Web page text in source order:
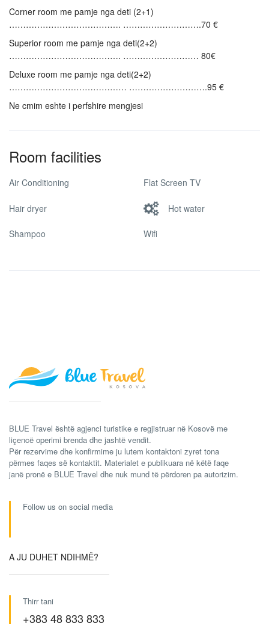
Corner room me pamje nga deti (2+1)
…………………………………. ……………………….70 €
Superior room me pamje nga deti(2+2)
…………………………………. ……………………… 80€
Deluxe room me pamje nga deti(2+2)
…………………………………… ……………………….95 €
Ne cmim eshte i perfshire mengjesi
Room facilities
Air Conditioning Flat Screen TV
Hair dryer Hot water
Shampoo Wifi
BLUE Travel është agjenci turistike e regjistruar në Kosovë me
liçencë operimi brenda dhe jashtë vendit.
Për rezervime dhe konfirmime ju lutem kontaktoni zyret tona
përmes faqes së kontaktit. Materialet e publikuara në këtë faqe
janë pronë e BLUE Travel dhe nuk mund të përdoren pa autorizim.
Follow us on social media
A JU DUHET NDIHMË?
Thirr tani
+383 48 833 833